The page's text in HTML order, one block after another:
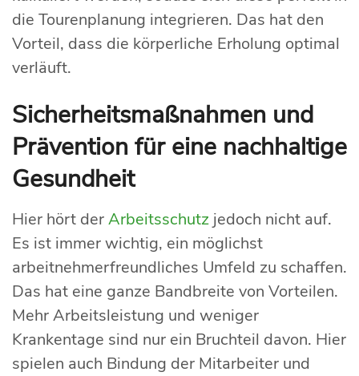
die Tourenplanung integrieren. Das hat den
Vorteil, dass die körperliche Erholung optimal
verläuft.
Sicherheitsmaßnahmen und
Prävention für eine nachhaltige
Gesundheit
Hier hört derArbeitsschutz jedoch nicht auf.
Es ist immer wichtig, ein möglichst
arbeitnehmerfreundliches Umfeld zu schaffen.
Das hat eine ganze Bandbreite von Vorteilen.
Mehr Arbeitsleistung und weniger
Krankentage sind nur ein Bruchteil davon. Hier
spielen auch Bindung der Mitarbeiter und